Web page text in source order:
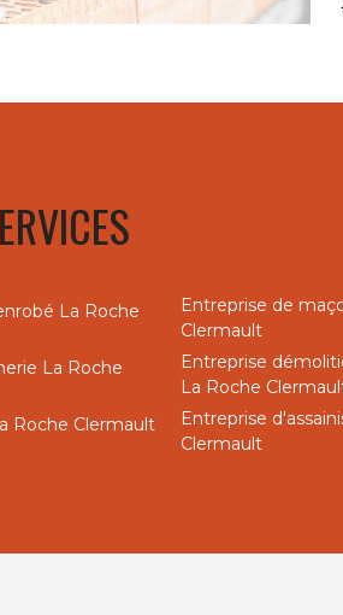
La Roche
La Roche
Roche Clermault
Entreprise de
Clermault
Entreprise
La Roche
Entreprise
Clermault